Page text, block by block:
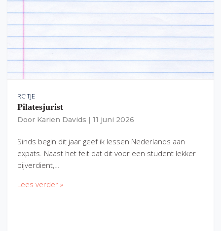
RC'TJE
Pilatesjurist
Door Karien Davids 11 juni 2026
Sinds begin dit jaar geef ik lessen Nederlands aan
expats. Naast het feit dat dit voor een student lekker
bijverdient,…
Lees verder »